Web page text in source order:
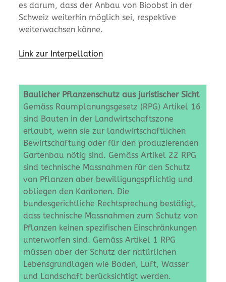
es darum, dass der Anbau von Bioobst in der
Schweiz weiterhin möglich sei, respektive
weiterwachsen könne.
Link zur Interpellation
Baulicher Pflanzenschutz aus juristischer Sicht
Gemäss Raumplanungsgesetz (RPG) Artikel 16
sind Bauten in der Landwirtschaftszone
erlaubt, wenn sie zur landwirtschaftlichen
Bewirtschaftung oder für den produzierenden
Gartenbau nötig sind. Gemäss Artikel 22 RPG
sind technische Massnahmen für den Schutz
von Pflanzen aber bewilligungspflichtig und
obliegen den Kantonen. Die
bundesgerichtliche Rechtsprechung bestätigt,
dass technische Massnahmen zum Schutz von
Pflanzen keinen spezifischen Einschränkungen
unterworfen sind. Gemäss Artikel 1 RPG
müssen aber der Schutz der natürlichen
Lebensgrundlagen wie Boden, Luft, Wasser
und Landschaft berücksichtigt werden.